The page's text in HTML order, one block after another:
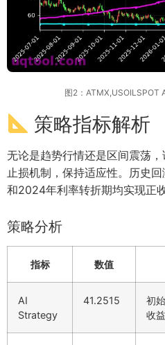
图2：ATMX,USOILSPOT
策略指标解析
无论是趋势行情还是区间震荡
止损机制，保持适应性。历史
和2024年利率转折期均实现正收
策略分析
指标 数值
AI
Strategy
41.2515
初
收益